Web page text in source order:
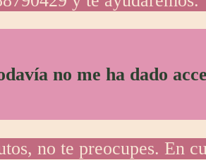
no me ha dado
no te preocupes. En